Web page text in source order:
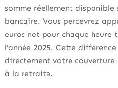
somme réellement disponible
bancaire. Vous percevrez
euros net pour chaque heure
l’année 2025. Cette
directement votre
à la retraite.